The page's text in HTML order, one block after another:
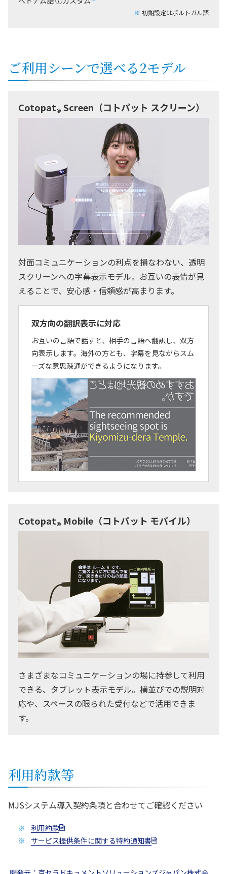
※ 初期設定はポルトガル語
ご利用シーンで選べる2モデル
Cotopat®Screen（コトパット スクリーン）
対面コミュニケーションの利点を損なわない、透明
スクリーンへの字幕表示モデル。お互いの表情が見
えることで、安心感・信頼感が高まります。
双方向の翻訳表示に対応
お互いの言語で話すと、相手の言語へ翻訳し、双方
向表示します。海外の方とも、字幕を見ながらスム
ーズな意思疎通ができるようになります。
Cotopat® Mobile（コトパット モバイル）
さまざまなコミュニケーションの場に持参して利用
できる、タブレット表示モデル。横並びでの説明対
応や、スペースの限られた受付などで活用できま
す。
利用約款等
MJSシステム導入契約条項と合わせてご確認ください
利用約款
サービス提供条件に関する特約通知書